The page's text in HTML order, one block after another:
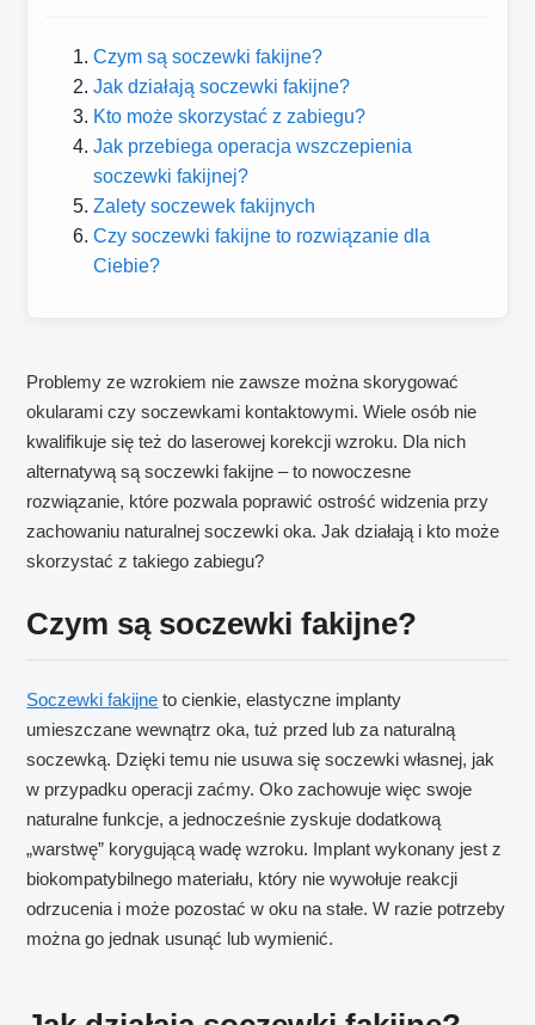
Czym są soczewki fakijne?
Jak działają soczewki fakijne?
Kto może skorzystać z zabiegu?
Jak przebiega operacja wszczepienia
soczewki fakijnej?
Zalety soczewek fakijnych
Czy soczewki fakijne to rozwiązanie dla
Ciebie?
Problemy ze wzrokiem nie zawsze można skorygować
okularami czy soczewkami kontaktowymi. Wiele osób nie
kwalifikuje się też do laserowej korekcji wzroku. Dla nich
alternatywą są soczewki fakijne – to nowoczesne
rozwiązanie, które pozwala poprawić ostrość widzenia przy
zachowaniu naturalnej soczewki oka. Jak działają i kto może
skorzystać z takiego zabiegu?
Czym są soczewki fakijne?
Soczewki fakijne to cienkie, elastyczne implanty
umieszczane wewnątrz oka, tuż przed lub za naturalną
soczewką. Dzięki temu nie usuwa się soczewki własnej, jak
w przypadku operacji zaćmy. Oko zachowuje więc swoje
naturalne funkcje, a jednocześnie zyskuje dodatkową
„warstwę” korygującą wadę wzroku. Implant wykonany jest z
biokompatybilnego materiału, który nie wywołuje reakcji
odrzucenia i może pozostać w oku na stałe. W razie potrzeby
można go jednak usunąć lub wymienić.